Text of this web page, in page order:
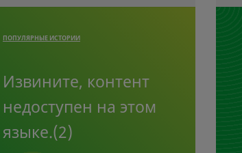
ПОПУЛЯРНЫЕ ИСТОРИИ
Извините, контент
недоступен на этом
языке.(2)